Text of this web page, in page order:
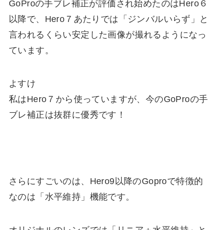
GoProの手ブレ補正が評価され始めたのはHero６
以降で、Hero７あたりでは「 ジンバルいらず」と
言われるくらい安定した画像が撮れるようになっ
ています。
よすけ
私はHero７から使っていますが、今のGoProの手
ブレ補正は抜群に優秀です！
さらにすごいのは、Hero9以降のGoproで特徴的
なのは「水平維持」機能です。